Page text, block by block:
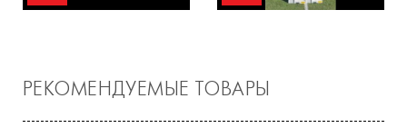
РЕКОМЕНДУЕМЫЕ ТОВАРЫ